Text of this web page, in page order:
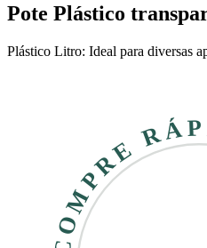
Pote Plástico
Plástico Litro: Ideal para diversas